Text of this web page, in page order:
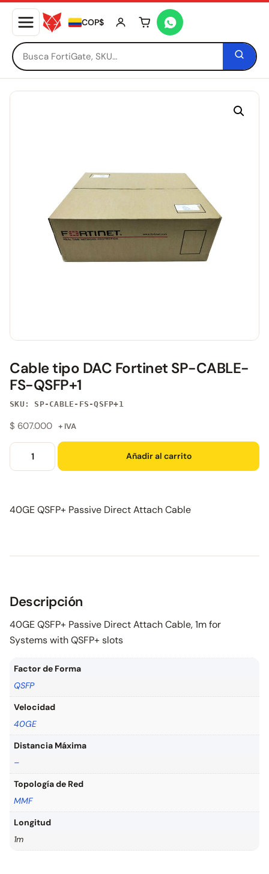
COP$ Tu carrito está vacío
Cable tipo DAC Fortinet SP-CABLE-
FS-QSFP+1
SKU: SP-CABLE-FS-QSFP+1
$ 607.000 + IVA
Añadir al carrito
40GE QSFP+ Passive Direct Attach Cable
Descripción
40GE QSFP+ Passive Direct Attach Cable, 1m for
Systems with QSFP+ slots
Factor de Forma
QSFP
Velocidad
40GE
Distancia Máxima
–
Topología de Red
MMF
Longitud
1m